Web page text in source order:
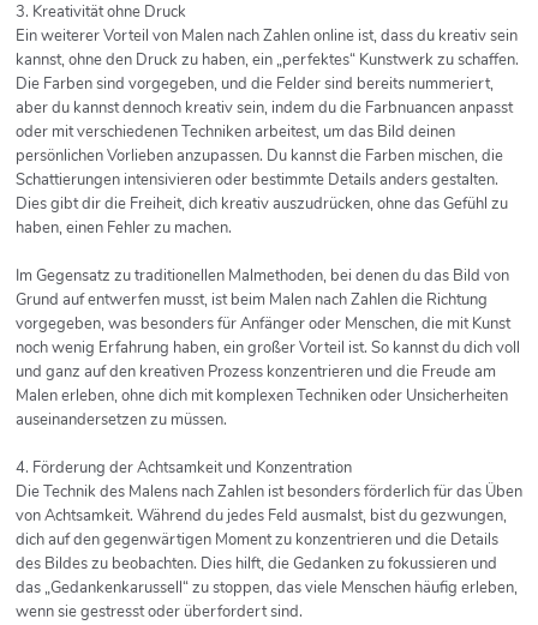
3. Kreativität ohne Druck
Ein weiterer Vorteil von Malen nach Zahlen online ist, dass du kreativ sein
kannst, ohne den Druck zu haben, ein „perfektes“ Kunstwerk zu schaffen.
Die Farben sind vorgegeben, und die Felder sind bereits nummeriert,
aber du kannst dennoch kreativ sein, indem du die Farbnuancen anpasst
oder mit verschiedenen Techniken arbeitest, um das Bild deinen
persönlichen Vorlieben anzupassen. Du kannst die Farben mischen, die
Schattierungen intensivieren oder bestimmte Details anders gestalten.
Dies gibt dir die Freiheit, dich kreativ auszudrücken, ohne das Gefühl zu
haben, einen Fehler zu machen.
Im Gegensatz zu traditionellen Malmethoden, bei denen du das Bild von
Grund auf entwerfen musst, ist beim Malen nach Zahlen die Richtung
vorgegeben, was besonders für Anfänger oder Menschen, die mit Kunst
noch wenig Erfahrung haben, ein großer Vorteil ist. So kannst du dich voll
und ganz auf den kreativen Prozess konzentrieren und die Freude am
Malen erleben, ohne dich mit komplexen Techniken oder Unsicherheiten
auseinandersetzen zu müssen.
4. Förderung der Achtsamkeit und Konzentration
Die Technik des Malens nach Zahlen ist besonders förderlich für das Üben
von Achtsamkeit. Während du jedes Feld ausmalst, bist du gezwungen,
dich auf den gegenwärtigen Moment zu konzentrieren und die Details
des Bildes zu beobachten. Dies hilft, die Gedanken zu fokussieren und
das „Gedankenkarussell“ zu stoppen, das viele Menschen häufig erleben,
wenn sie gestresst oder überfordert sind.